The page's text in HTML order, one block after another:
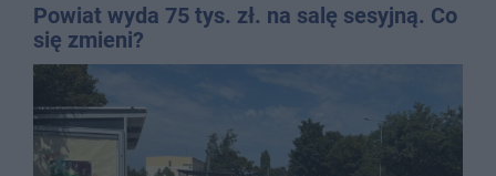
Powiat wyda 75 tys. zł. na salę sesyjną. Co
się zmieni?